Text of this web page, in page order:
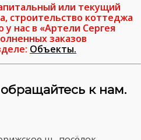
или текущий
строительство коттеджа
нас в «Артели Сергея
заказов
Объекты.
к нам.